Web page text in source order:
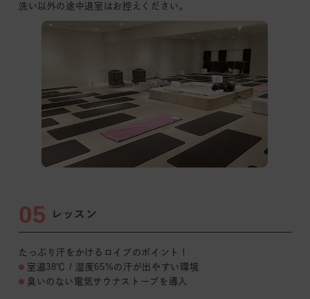
洗い以外の途中退室はお控えください。
05 レッスン
たっぷり汗をかけるロイブのポイント！
室温38℃ / 湿度65%の汗が出やすい環境
臭いのない電気サウナストーブを導入